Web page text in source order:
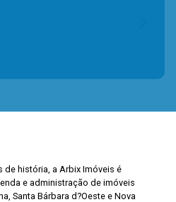
de história, a Arbix Imóveis é
e administração de imóveis
Santa Bárbara d?Oeste e Nova